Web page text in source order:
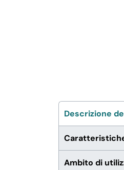
BIODEGRADABILE
Descrizione
Ambito di